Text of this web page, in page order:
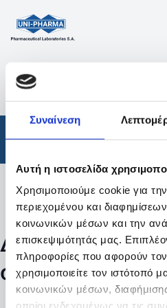
Συναίνεση
Αυτή η ιστοσελίδα
Χρησιμοποιούμε cookie για
περιεχομένου και
κοινωνικών μέσων και την
επισκεψιμότητάς μας.
πληροφορίες που αφορούν
χρησιμοποιείτε τον ιστότοπό
κοινωνικών μέσων,
οποίοι ενδεχομένως να τις
ΠΡΟΪΟΝΤΑ
ΑΠΟΤΕΛΕΣΜΑΤΑ ΑΝΑΖΗΤΗΣΗΣ
Φάρμακα
Φίλτρα
Δεν βρέθηκαν
συγκεκριμένα